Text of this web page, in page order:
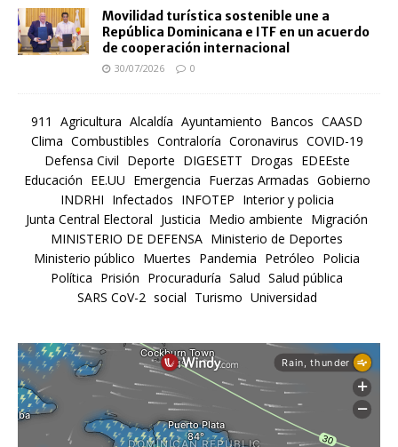
Movilidad turística sostenible une a
República Dominicana e ITF en un acuerdo
de cooperación internacional
30/07/2026 0
911 Agricultura Alcaldía Ayuntamiento Bancos CAASD
Clima Combustibles Contraloría Coronavirus COVID-19
Defensa Civil Deporte DIGESETT Drogas EDEEste
Educación EE.UU Emergencia Fuerzas Armadas Gobierno
INDRHI Infectados INFOTEP Interior y policia
Junta Central Electoral Justicia Medio ambiente Migración
MINISTERIO DE DEFENSA Ministerio de Deportes
Ministerio público Muertes Pandemia Petróleo Policia
Política Prisión Procuraduría Salud Salud pública
SARS CoV-2 social Turismo Universidad